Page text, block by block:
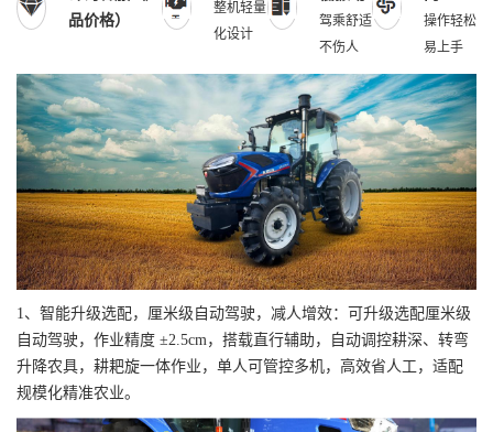
品价格）
整机轻量
化设计
驾乘舒适
不伤人
操作轻松
易上手
1、智能升级选配，厘米级自动驾驶，减人增效：可升级选配厘米级
自动驾驶，作业精度 ±2.5cm，搭载直行辅助，自动调控耕深、转弯
升降农具，耕耙旋一体作业，单人可管控多机，高效省人工，适配
规模化精准农业。